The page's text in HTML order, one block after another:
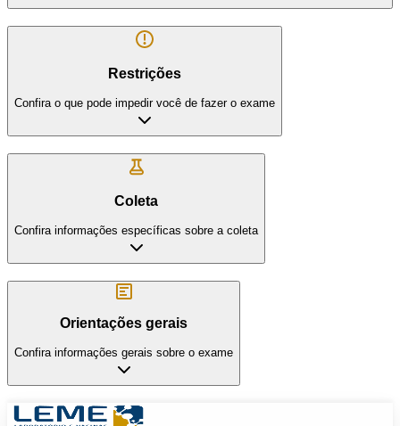
Restrições
Confira o que pode impedir você de fazer o exame
Coleta
Confira informações específicas sobre a coleta
Orientações gerais
Confira informações gerais sobre o exame